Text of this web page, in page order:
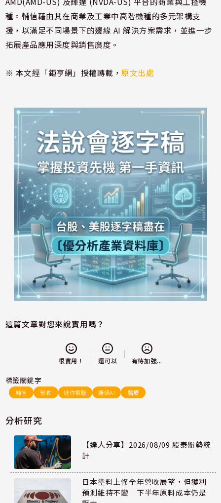
種。輔信藉由其在商業及工業中高階機種的多元架構支
援，以滿足不同場景下的邊緣 AI 解決方案需求，並進一步
拓展產品應用深度與銷售廣度。
※ 本文經「鉅亨網」授權轉載，原文出處
這篇文章對您來說實用嗎？
很實用！ 還可以 有待加強...
標籤關鍵字
輔信 營收 迷你電腦 邊緣AI 醫療
分析研究
【達人分享】2026/08/09 股泰盤勢統
計
日本塗料上修全年營收展望，但獲利
預測維持不變 下半年原料成本仍是